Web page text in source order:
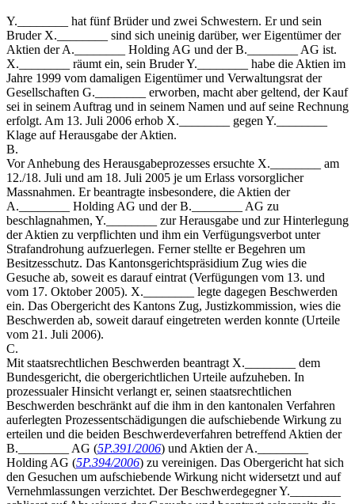
Y.________ hat fünf Brüder und zwei Schwestern. Er und sein
Bruder X.________ sind sich uneinig darüber, wer Eigentümer der
Aktien der A.________ Holding AG und der B.________ AG ist.
X.________ räumt ein, sein Bruder Y.________ habe die Aktien im
Jahre 1999 vom damaligen Eigentümer und Verwaltungsrat der
Gesellschaften G.________ erworben, macht aber geltend, der Kauf
sei in seinem Auftrag und in seinem Namen und auf seine Rechnung
erfolgt. Am 13. Juli 2006 erhob X.________ gegen Y.________
Klage auf Herausgabe der Aktien.
B.
Vor Anhebung des Herausgabeprozesses ersuchte X.________ am
12./18. Juli und am 18. Juli 2005 je um Erlass vorsorglicher
Massnahmen. Er beantragte insbesondere, die Aktien der
A.________ Holding AG und der B.________ AG zu
beschlagnahmen, Y.________ zur Herausgabe und zur Hinterlegung
der Aktien zu verpflichten und ihm ein Verfügungsverbot unter
Strafandrohung aufzuerlegen. Ferner stellte er Begehren um
Besitzesschutz. Das Kantonsgerichtspräsidium Zug wies die
Gesuche ab, soweit es darauf eintrat (Verfügungen vom 13. und
vom 17. Oktober 2005). X.________ legte dagegen Beschwerden
ein. Das Obergericht des Kantons Zug, Justizkommission, wies die
Beschwerden ab, soweit darauf eingetreten werden konnte (Urteile
vom 21. Juli 2006).
C.
Mit staatsrechtlichen Beschwerden beantragt X.________ dem
Bundesgericht, die obergerichtlichen Urteile aufzuheben. In
prozessualer Hinsicht verlangt er, seinen staatsrechtlichen
Beschwerden beschränkt auf die ihm in den kantonalen Verfahren
auferlegten Prozessentschädigungen die aufschiebende Wirkung zu
erteilen und die beiden Beschwerdeverfahren betreffend Aktien der
B.________ AG (5P.391/2006) und Aktien der A.________
Holding AG (5P.394/2006) zu vereinigen. Das Obergericht hat sich
den Gesuchen um aufschiebende Wirkung nicht widersetzt und auf
Vernehmlassungen verzichtet. Der Beschwerdegegner Y.________